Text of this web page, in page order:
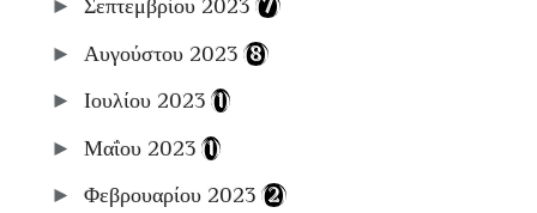
📋Αρχειοθήκες
► Σεπτεμβρίου 2023 (7)
► Αυγούστου 2023 (8)
► Ιουλίου 2023 (1)
► Μαΐου 2023 (1)
► Φεβρουαρίου 2023 (2)